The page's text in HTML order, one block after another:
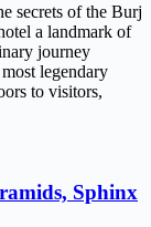
secrets of the Burj
a landmark of
journey
legendary
to visitors,
Sphinx